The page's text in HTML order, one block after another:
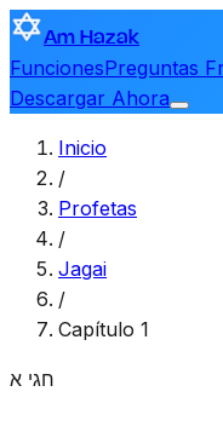
Am Hazak
FuncionesPreguntas
Descargar Ahora
Inicio
/
Profetas
/
Jagai
/
Capítulo 1
חגי א